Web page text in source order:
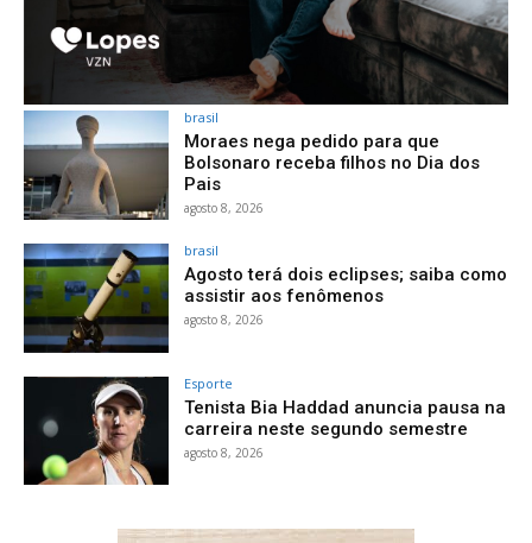
brasil
Moraes nega pedido para que
Bolsonaro receba filhos no Dia dos
Pais
agosto 8, 2026
brasil
Agosto terá dois eclipses; saiba como
assistir aos fenômenos
agosto 8, 2026
Esporte
Tenista Bia Haddad anuncia pausa na
carreira neste segundo semestre
agosto 8, 2026